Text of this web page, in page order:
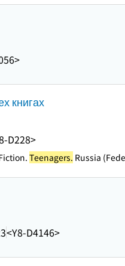
книгах
D228>
Teenagers. Russia
<Y8-D4146>